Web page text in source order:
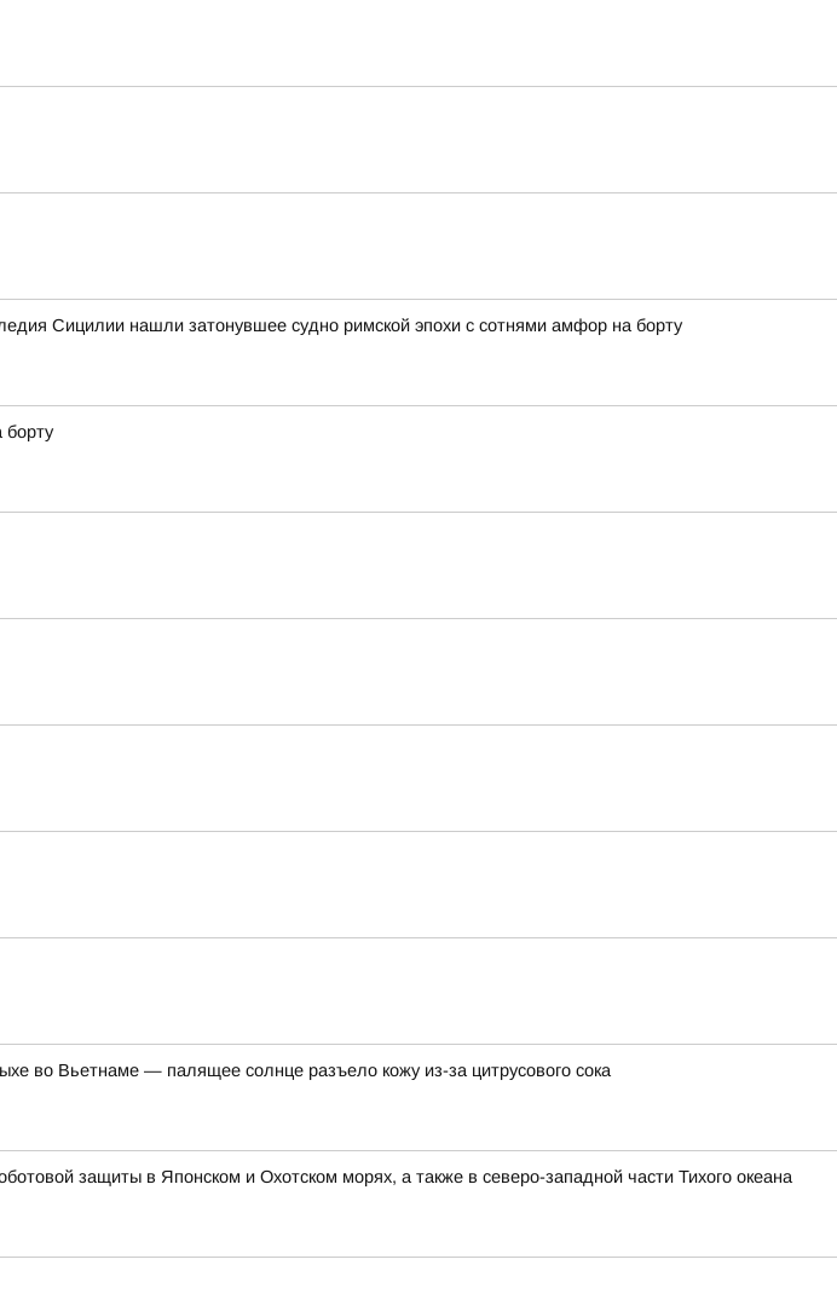
Сицилии нашли затонувшее судно римской эпохи с сотнями амфор на борту
борту
во Вьетнаме — палящее солнце разъело кожу из-за цитрусового сока
защиты в Японском и Охотском морях, а также в северо-западной части Тихого океана